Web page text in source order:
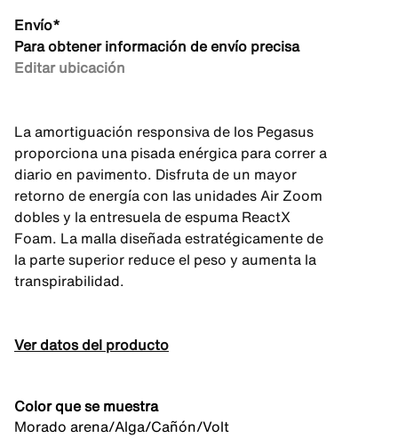
Envío*
Para obtener información de envío precisa
Editar ubicación
La amortiguación responsiva de los Pegasus
proporciona una pisada enérgica para correr a
diario en pavimento. Disfruta de un mayor
retorno de energía con las unidades Air Zoom
dobles y la entresuela de espuma ReactX
Foam. La malla diseñada estratégicamente de
la parte superior reduce el peso y aumenta la
transpirabilidad.
Ver datos del producto
Color que se muestra
Morado arena/Alga/Cañón/Volt